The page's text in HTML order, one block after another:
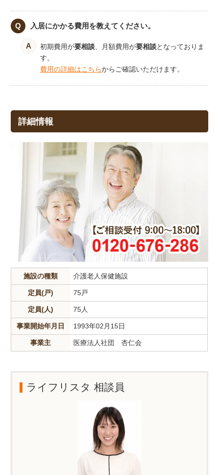
入居にかかる費用を教えてください。
初期費用が要相談 、月額費用が要相談となっておりま
す。
費用の詳細はこちらからご確認いただけます。
詳細情報
施設の種類 介護老人保健施設
定員(戸) 75戸
定員(人) 75人
事業開始年月日 1993年02月15日
事業主 医療法人社団 杏仁会
ライフリスタ 相談員